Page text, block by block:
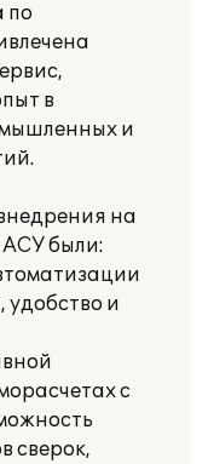
по
в
и
на
были:
и
с
сверок,